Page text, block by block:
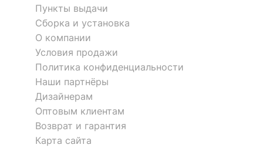
Пункты выдачи
Сборка и установка
О компании
Условия продажи
Политика конфиденциальности
Наши партнёры
Дизайнерам
Оптовым клиентам
Возврат и гарантия
Карта сайта